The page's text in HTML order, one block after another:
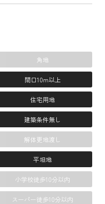
角地
間口10m以上
住宅用地
建築条件無し
解体更地渡し
平坦地
小学校徒歩10分以内
スーパー徒歩10分以内